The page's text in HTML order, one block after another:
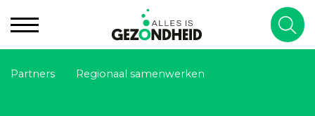
Partners Regionaal samenwerken